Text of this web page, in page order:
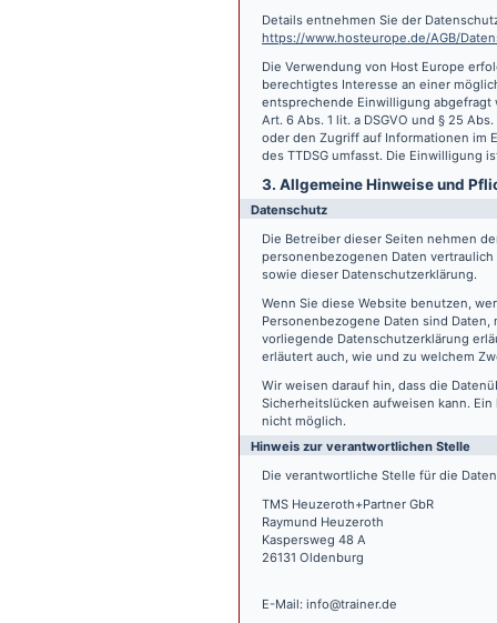
Details entnehmen Sie der
https://www.hosteurope.de/AGB/
Die Verwendung von Host Europe
berechtigtes Interesse an einer
entsprechende Einwilligung abgefragt
Art. 6 Abs. 1 lit. a DSGVO und § 25
oder den Zugriff auf Informationen im
des TTDSG umfasst. Die Einwilligung
3. Allgemeine Hinweise und
Datenschutz
Die Betreiber dieser Seiten nehmen
personenbezogenen Daten
sowie dieser Datenschutzerklärung.
Wenn Sie diese Website benutzen,
Personenbezogene Daten sind
vorliegende Datenschutzerklärung
erläutert auch, wie und zu welchem
Wir weisen darauf hin, dass die
Sicherheitslücken aufweisen kann.
nicht möglich.
Hinweis zur verantwortlichen Stelle
Die verantwortliche Stelle für die
TMS Heuzeroth+Partner GbR
Raymund Heuzeroth
Kaspersweg 48 A
26131 Oldenburg
E-Mail: info@trainer.de